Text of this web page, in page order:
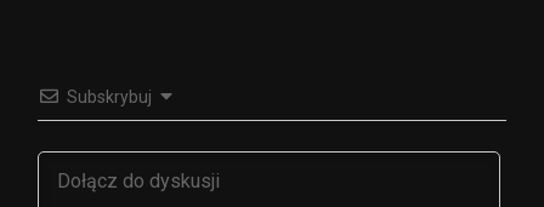
Subskrybuj